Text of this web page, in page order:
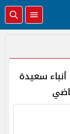
الأحد 22 سبتمبر 2024.. أنباء سعيدة